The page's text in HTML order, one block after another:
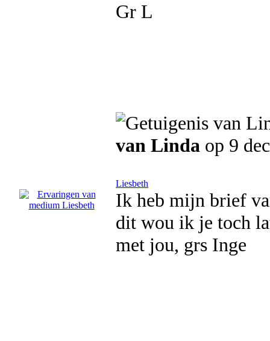
Gr L
van Linda op 9
Liesbeth
Ik heb mijn brief
dit wou ik je toch
met jou, grs Inge